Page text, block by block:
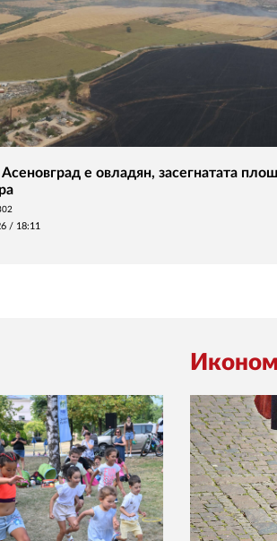
е овладян, засегнатата
/ 18:11